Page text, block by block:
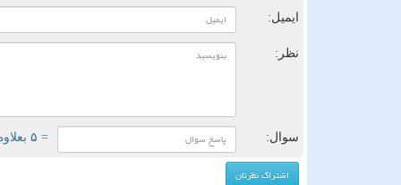
ایمیل:
نظر:
سوال: = ۵ بعلاوه ۵